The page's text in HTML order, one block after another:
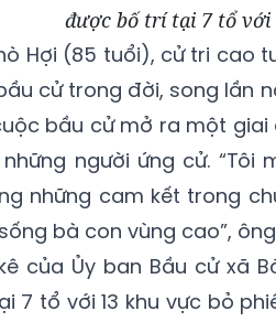
được bố trí tại 7 tổ với
Hợi (85 tuổi), cử tri cao
cử trong đời, song lần
bầu cử mở ra một
người ứng cử.
những cam kết trong
bà con vùng cao”,
của Ủy ban Bầu cử xã
7 tổ với 13 khu vực bỏ